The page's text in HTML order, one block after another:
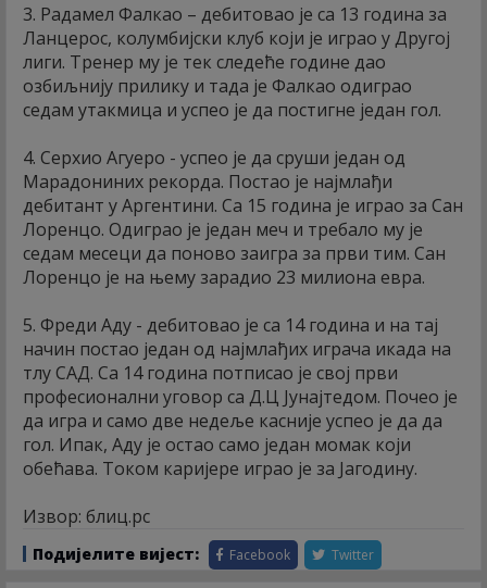
3. Радамел Фалкао – дебитовао је са 13 година за
Ланцерос, колумбијски клуб који је играо у Другој
лиги. Тренер му је тек следеће године дао
озбиљнију прилику и тада је Фалкао одиграо
седам утакмица и успео је да постигне један гол.
4. Серхио Агуеро - успео је да сруши један од
Марадониних рекорда. Постао је најмлађи
дебитант у Аргентини. Са 15 година је играо за Сан
Лоренцо. Одиграо је један меч и требало му је
седам месеци да поново заигра за први тим. Сан
Лоренцо је на њему зарадио 23 милиона евра.
5. Фреди Аду - дебитовао је са 14 година и на тај
начин постао један од најмлађих играча икада на
тлу САД. Са 14 година потписао је свој први
професионални уговор са Д.Ц Јунајтедом. Почео је
да игра и само две недеље касније успео је да да
гол. Ипак, Аду је остао само један момак који
обећава. Током каријере играо је за Јагодину.
Извор: блиц.рс
Подијелите вијест: Facebook Twitter